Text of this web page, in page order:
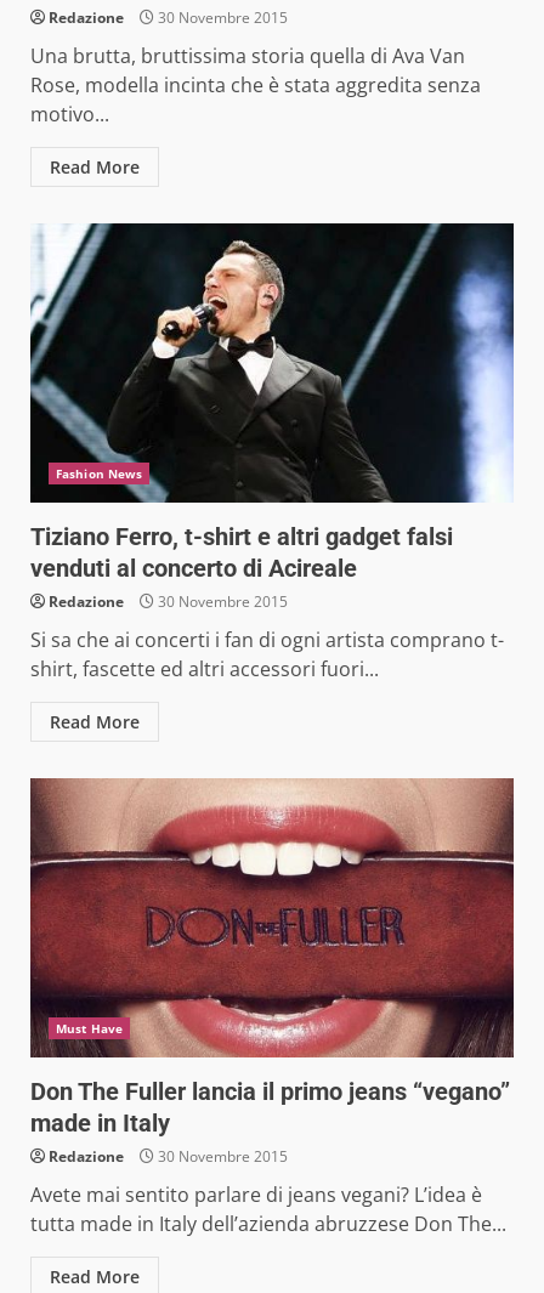
Redazione 30 Novembre 2015
Una brutta, bruttissima storia quella di Ava Van
Rose, modella incinta che è stata aggredita senza
motivo...
Read More
Fashion News
Tiziano Ferro, t-shirt e altri gadget falsi
venduti al concerto di Acireale
Redazione 30 Novembre 2015
Si sa che ai concerti i fan di ogni artista comprano t-
shirt, fascette ed altri accessori fuori...
Read More
Must Have
Don The Fuller lancia il primo jeans “vegano”
made in Italy
Redazione 30 Novembre 2015
Avete mai sentito parlare di jeans vegani? L’idea è
tutta made in Italy dell’azienda abruzzese Don The...
Read More